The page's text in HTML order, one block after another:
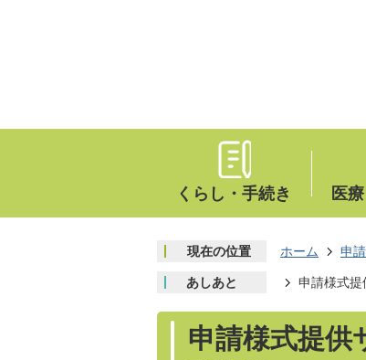
くらし・手続き 医
現在の位置 ホーム 申
あしあと 申請様式提
申請様式提供